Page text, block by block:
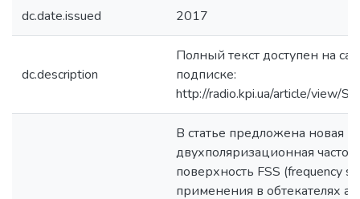
dc.date.issued 2017
dc.description
Полный текст доступен на
подписке:
http://radio.kpi.ua/article/view/
В статье предложена новая
двухполяризационная
поверхность FSS (frequency
применения в обтекателях